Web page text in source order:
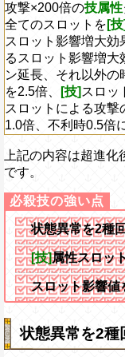
攻撃×200倍の技属性
全てのスロットを [技]
スロット影響増大効
るスロット影響増大
ン延長、それ以外
を2.5倍、
[技] スロッ
スロットによる攻
1.0倍、不利時0.5倍
上記の内容は超進
です。
状態異常を2種
[技]属性スロッ
スロット影響値
状態異常を2種